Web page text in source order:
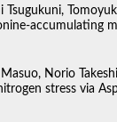
accumulating
Norio
stress via